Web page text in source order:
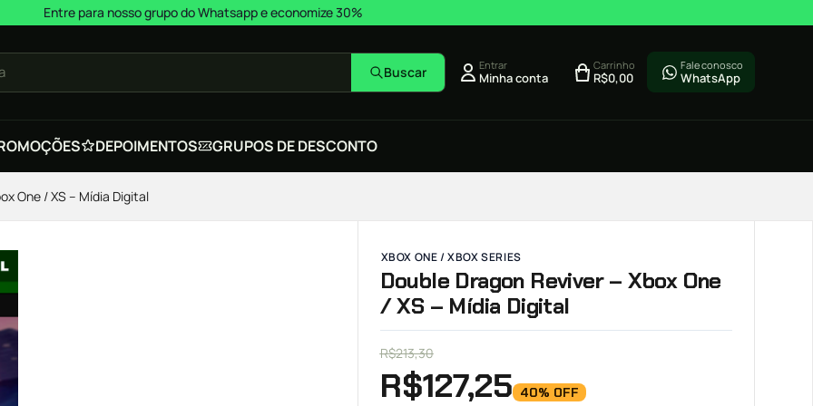
Entre para nosso grupo do Whatsapp e economize 30%
Buscar Entrar
Minha conta
Carrinho
R$0,00
Fale conosco
WhatsApp
DEPOIMENTOS GRUPOS DE DESCONTO
One / XS – Mídia Digital
XBOX ONE / XBOX SERIES
Double Dragon Reviver – Xbox One
/ XS – Mídia Digital
R$213,30
R$127,25 40% OFF